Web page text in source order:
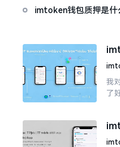
产
imtoken钱包质押是什
谁
我
了
挺
你